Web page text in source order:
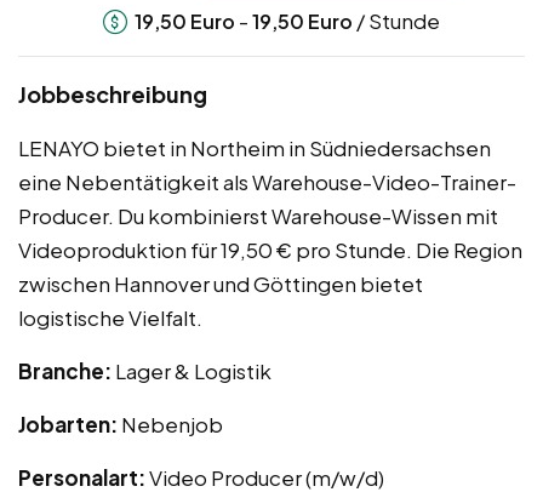
19,50 Euro -19,50 Euro / Stunde
Jobbeschreibung
LENAYO bietet in Northeim in Südniedersachsen
eine Nebentätigkeit als Warehouse-Video-Trainer-
Producer. Du kombinierst Warehouse-Wissen mit
Videoproduktion für 19,50 € pro Stunde. Die Region
zwischen Hannover und Göttingen bietet
logistische Vielfalt.
Branche: Lager & Logistik
Jobarten: Nebenjob
Personalart:Video Producer (m/w/d)